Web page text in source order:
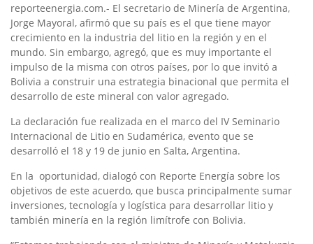
reporteenergia.com.- El secretario de Minería de Argentina,
Jorge Mayoral, afirmó que su país es el que tiene mayor
crecimiento en la industria del litio en la región y en el
mundo. Sin embargo, agregó, que es muy importante el
impulso de la misma con otros países, por lo que invitó a
Bolivia a construir una estrategia binacional que permita el
desarrollo de este mineral con valor agregado.
La declaración fue realizada en el marco del IV Seminario
Internacional de Litio en Sudamérica, evento que se
desarrolló el 18 y 19 de junio en Salta, Argentina.
En la oportunidad, dialogó con Reporte Energía sobre los
objetivos de este acuerdo, que busca principalmente sumar
inversiones, tecnología y logística para desarrollar litio y
también minería en la región limítrofe con Bolivia.